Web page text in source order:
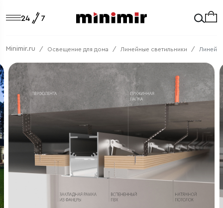
Minimir.ru Освещение для дома Линейные светильники